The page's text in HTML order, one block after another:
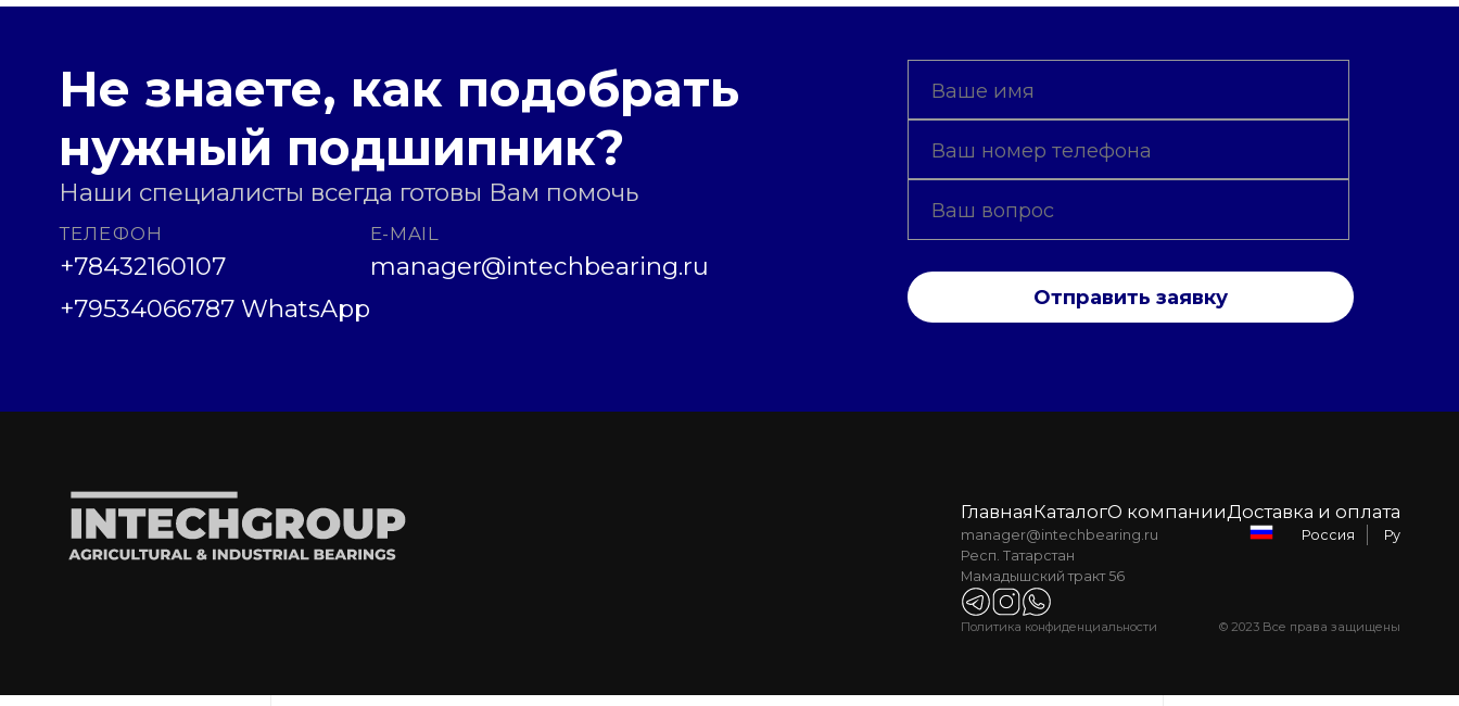
Не знаете, как подобрать
нужный подшипник?
Наши специалисты всегда готовы Вам помочь
ТЕЛЕФОН
+78432160107
+79534066787 WhatsApp
E-MAIL
manager@intechbearing.ru
Отправить заявку
ГлавнаяКаталогО компанииДоставка и оплата
manager@intechbearing.ru
Респ. Татарстан
Мамадышский тракт 56
Россия Ру
Политика конфиденциальности © 2023 Все права защищены